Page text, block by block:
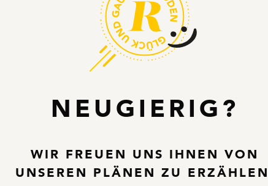
NEUGIERIG?
WIR FREUEN UNS IHNEN VON
UNSEREN PLÄNEN ZU